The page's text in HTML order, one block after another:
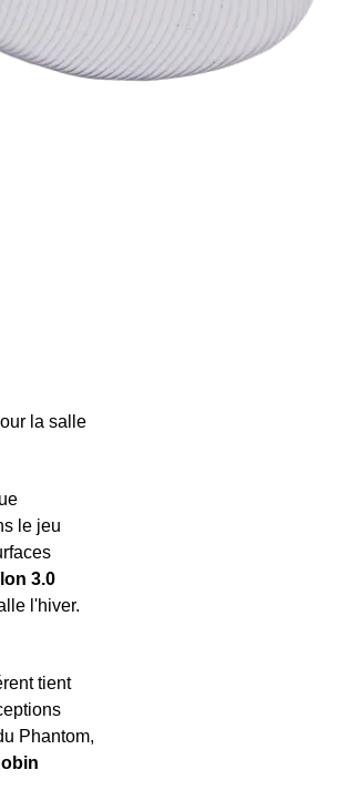
la salle
le jeu
3.0
l'hiver.
tient
Phantom,